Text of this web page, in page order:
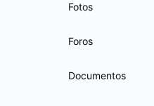
Fotos
Foros
Documentos